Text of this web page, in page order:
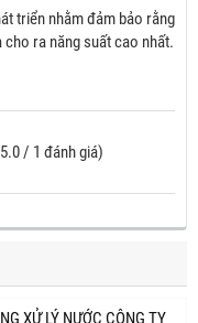
triển nhằm đảm bảo rằng
ra năng suất cao nhất.
5.0 / 1 đánh giá)
XỬ LÝ NƯỚC CÔNG TY